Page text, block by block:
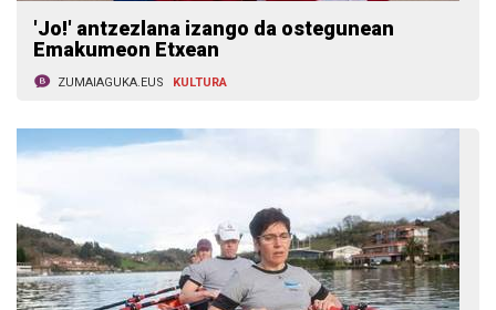
'Jo!' antzezlana izango da ostegunean
Emakumeon Etxean
ZUMAIAGUKA.EUS KULTURA